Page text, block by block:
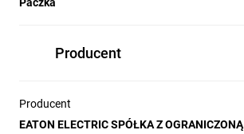
Producent
Producent
EATON ELECTRIC SPÓŁKA Z OGRANICZONĄ